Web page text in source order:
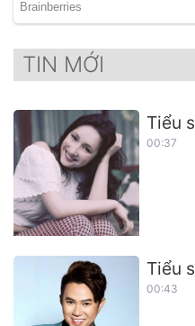
TIN MỚI
Tiểu
00:37
Tiểu
00:43